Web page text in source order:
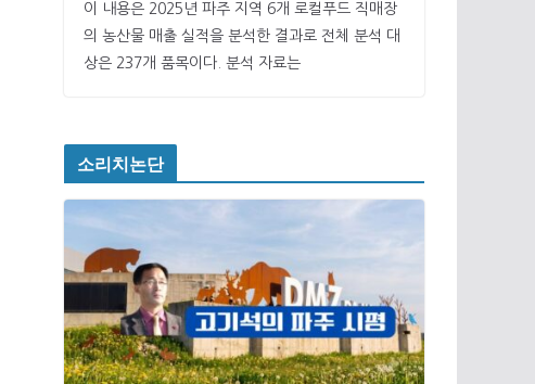
이 내용은 2025년 파주 지역 6개 로컬푸드 직매장
의 농산물 매출 실적을 분석한 결과로 전체 분석 대
상은 237개 품목이다. 분석 자료는
소리치논단